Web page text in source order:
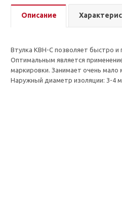
Описание
Втулка KBH-C позволяет быстро
Оптимальным является
маркировки. Занимает очень
Наружный диаметр изоляции: 3-4